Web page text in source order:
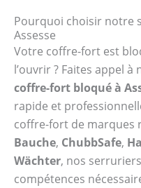
Pourquoi choisir notre
Assesse
Votre coffre-fort est
l’ouvrir ? Faites appel à
coffre-fort bloqué à
rapide et
coffre-fort de marques
Bauche, ChubbSafe,
Wächter, nos
compétences